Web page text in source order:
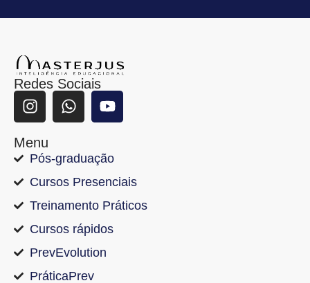
Redes Sociais
Menu
Pós-graduação
Cursos Presenciais
Treinamento Práticos
Cursos rápidos
PrevEvolution
PráticaPrev